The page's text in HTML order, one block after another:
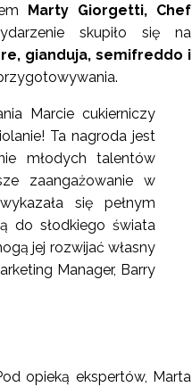
Marty Giorgetti, Chef
skupiło się na
gianduja, semifreddo i
Marcie cukierniczy
Ta nagroda jest
młodych talentów
zaangażowanie w
się pełnym
do słodkiego świata
jej rozwijać własny
Manager, Barry
opieką ekspertów, Marta